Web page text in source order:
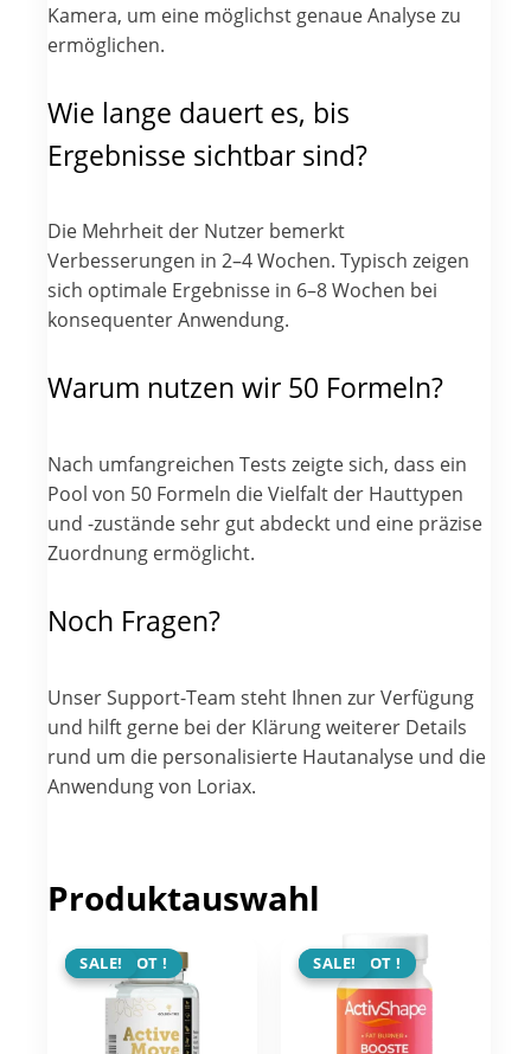
Kamera, um eine möglichst genaue Analyse zu
ermöglichen.
Wie lange dauert es, bis
Ergebnisse sichtbar sind?
Die Mehrheit der Nutzer bemerkt
Verbesserungen in 2–4 Wochen. Typisch zeigen
sich optimale Ergebnisse in 6–8 Wochen bei
konsequenter Anwendung.
Warum nutzen wir 50 Formeln?
Nach umfangreichen Tests zeigte sich, dass ein
Pool von 50 Formeln die Vielfalt der Hauttypen
und -zustände sehr gut abdeckt und eine präzise
Zuordnung ermöglicht.
Noch Fragen?
Unser Support-Team steht Ihnen zur Verfügung
und hilft gerne bei der Klärung weiterer Details
rund um die personalisierte Hautanalyse und die
Anwendung von Loriax.
Produktauswahl
ANGEBOT !
SALE! ANGEBOT !
SALE!